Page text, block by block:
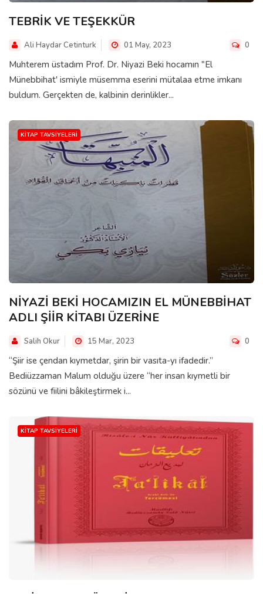
TEBRİK VE TEŞEKKÜR
Ali Haydar Cetinturk 01 May, 2023 0
Muhterem üstadım Prof. Dr. Niyazi Beki hocamın "El
Münebbihat' ismiyle müsemma eserini mütalaa etme imkanı
buldum. Gerçekten de, kalbinin derinlikler...
KITAP TAVSIYELERI
NİYAZİ BEKİ HOCAMIZIN EL MÜNEBBİHAT
ADLI ŞİİR KİTABI ÜZERİNE
Salih Okur 15 Mar, 2023 0
“Şiir ise çendan kıymetdar, şirin bir vasıta-yı ifadedir.”
Bediüzzaman Malum olduğu üzere “her insan kıymetli bir
sözünü ve fiilini bâkileştirmek i...
KITAP TAVSIYELERI